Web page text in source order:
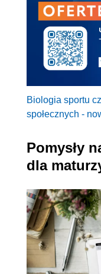
Biologia sportu
społecznych -
Pomysły
dla